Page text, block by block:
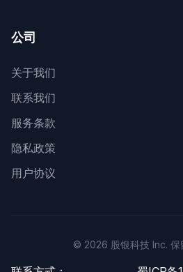
公司
关于我们
联系我们
服务条款
隐私政策
用户协议
© 2026 股银科技 Inc. 保